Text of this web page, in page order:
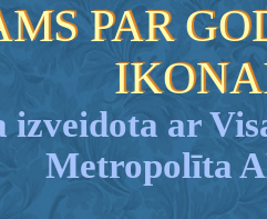
PAR
izveidota ar
Metropolīta